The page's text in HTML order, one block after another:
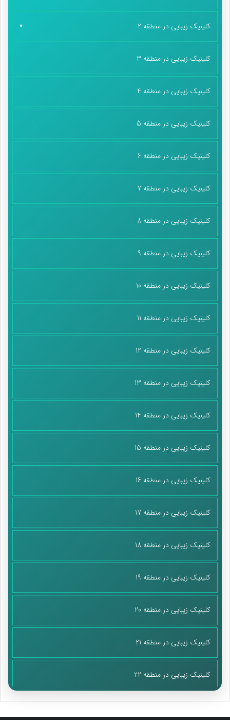
کلینیک زیبایی در منطقه 2
کلینیک زیبایی در منطقه 3
کلینیک زیبایی در منطقه 4
کلینیک زیبایی در منطقه 5
کلینیک زیبایی در منطقه 6
کلینیک زیبایی در منطقه 7
کلینیک زیبایی در منطقه 8
کلینیک زیبایی در منطقه 9
کلینیک زیبایی در منطقه 10
کلینیک زیبایی در منطقه 11
کلینیک زیبایی در منطقه 12
کلینیک زیبایی در منطقه 13
کلینیک زیبایی در منطقه 14
کلینیک زیبایی در منطقه 15
کلینیک زیبایی در منطقه 16
کلینیک زیبایی در منطقه 17
کلینیک زیبایی در منطقه 18
کلینیک زیبایی در منطقه 19
کلینیک زیبایی در منطقه 20
کلینیک زیبایی در منطقه 21
کلینیک زیبایی در منطقه 22